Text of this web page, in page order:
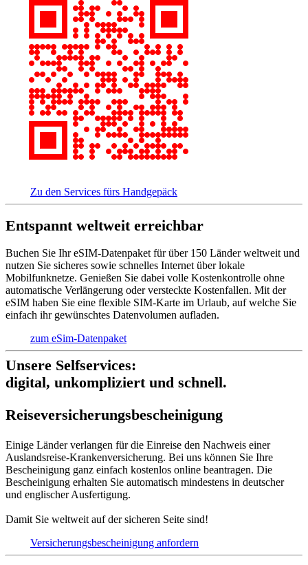
Zu den Services fürs Handgepäck
Entspannt weltweit erreichbar
Buchen Sie Ihr eSIM-Datenpaket für über 150 Länder weltweit und
nutzen Sie sicheres sowie schnelles Internet über lokale
Mobilfunknetze. Genießen Sie dabei volle Kostenkontrolle ohne
automatische Verlängerung oder versteckte Kostenfallen. Mit der
eSIM haben Sie eine flexible SIM-Karte im Urlaub, auf welche Sie
einfach ihr gewünschtes Datenvolumen aufladen.
zum eSim-Datenpaket
Unsere Selfservices:
digital, unkompliziert und schnell.
Reise­versich­erungs­beschei­nigung
Einige Länder verlangen für die Einreise den Nachweis einer
Auslandsreise-Krankenversicherung. Bei uns können Sie Ihre
Bescheinigung ganz einfach kostenlos online beantragen. Die
Bescheinigung erhalten Sie automatisch mindestens in deutscher
und englischer Ausfertigung.
Damit Sie weltweit auf der sicheren Seite sind!
Versicherungs­bescheinigung anfordern